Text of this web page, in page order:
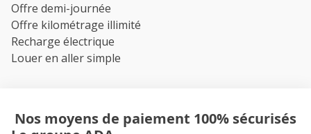
Offre demi-journée
Offre kilométrage illimité
Recharge électrique
Louer en aller simple
Nos moyens de paiement 100% sécurisés